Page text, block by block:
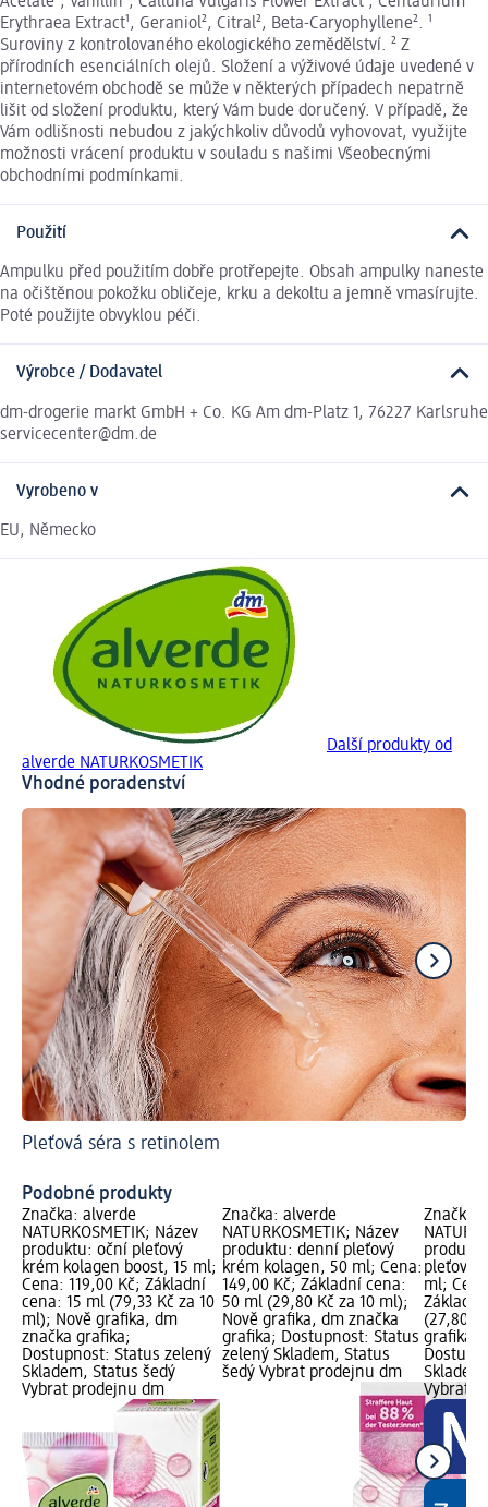
Erythraea Extract¹, Geraniol², Citral², Beta-Caryophyllene². ¹
Suroviny z kontrolovaného ekologického zemědělství. ² Z
přírodních esenciálních olejů. Složení a výživové údaje uvedené v
internetovém obchodě se může v některých případech nepatrně
lišit od složení produktu, který Vám bude doručený. V případě, že
Vám odlišnosti nebudou z jakýchkoliv důvodů vyhovovat, využijte
možnosti vrácení produktu v souladu s našimi Všeobecnými
obchodními podmínkami.
Použití
Ampulku před použitím dobře protřepejte. Obsah ampulky naneste
na očištěnou pokožku obličeje, krku a dekoltu a jemně vmasírujte.
Poté použijte obvyklou péči.
Výrobce / Dodavatel
dm-drogerie markt GmbH + Co. KG Am dm-Platz 1, 76227 Karlsruhe
servicecenter@dm.de
Vyrobeno v
EU, Německo
Další produkty od
alverde NATURKOSMETIK
Vhodné poradenství
Pleťová séra s retinolem
Podobné produkty
Značka: alverde
NATURKOSMETIK; Název
produktu: oční pleťový
krém kolagen boost, 15 ml;
Cena: 119,00 Kč; Základní
cena: 15 ml (79,33 Kč za 10
ml); Nově grafika, dm
značka grafika;
Dostupnost: Status zelený
Skladem, Status šedý
Vybrat prodejnu dm
Značka: alverde
NATURKOSMETIK; Název
produktu: denní pleťový
krém kolagen, 50 ml; Cena:
149,00 Kč; Základní cena:
50 ml (29,80 Kč za 10 ml);
Nově grafika, dm značka
grafika; Dostupnost: Status
zelený Skladem, Status
šedý Vybrat prodejnu dm
Značka:
pleťový
ml;
(27,80
grafika,
Vybrat